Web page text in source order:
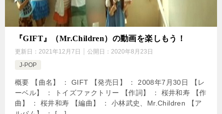
『GIFT』（Mr.Children）の動画を楽しもう！
更新日： 2021年12月7日 公開日： 2020年8月23日
J-POP
概要 【曲名】 ： GIFT 【発売日】 ： 2008年7月30日 【レ
ーベル】 ： トイズファクトリー 【作詞】 ： 桜井和寿 【作
曲】 ： 桜井和寿 【編曲】 ： 小林武史、Mr.Children 【ア